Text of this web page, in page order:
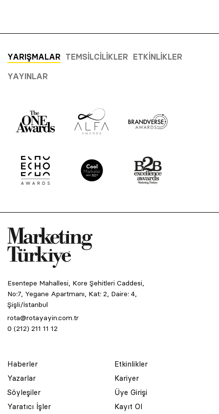
YARIŞMALAR TEMSILCILIKLER ETKINLIKLER
YAYINLAR
Esentepe Mahallesi, Kore Şehitleri Caddesi,
No:7, Yegane Apartmanı, Kat: 2, Daire: 4,
Şişli/İstanbul
rota@rotayayin.com.tr
0 (212) 211 11 12
Haberler
Yazarlar
Söyleşiler
Yaratıcı İşler
Etkinlikler
Kariyer
Üye Girişi
Kayıt Ol